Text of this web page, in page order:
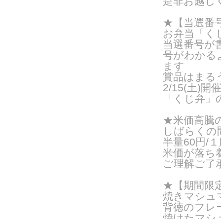
★【当選番
お弁当「く
当選番号が
号がわかる
ます
賞品はまる
2/15(土)開
「くじ弁
★米価高騰
しばらくの
半量60円/
米価が落ち
ご理解ご了
★【期間限
焼きマシュ
背徳のフレ